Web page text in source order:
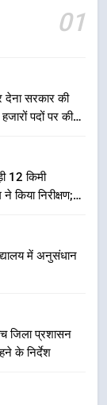
01
देना सरकार की
पदों पर की
12 किमी
किया निरीक्षण;
में अनुसंधान
जिला प्रशासन
के निर्देश
चल रहे
से किया
संगठनात्मक